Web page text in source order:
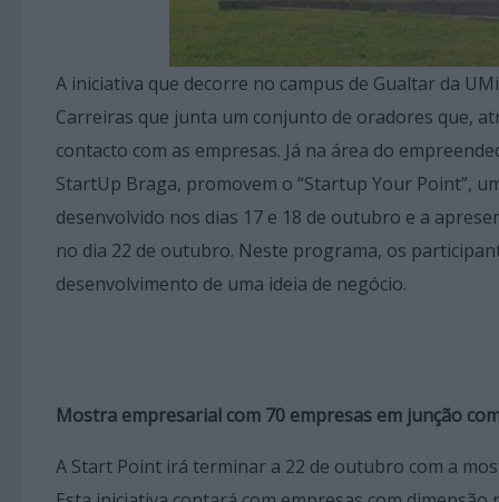
A iniciativa que decorre no campus de Gualtar da
Carreiras que junta um conjunto de oradores que,
contacto com as empresas. Já na área do
StartUp Braga, promovem o “Startup Your Point”,
desenvolvido nos dias 17 e 18 de outubro e a
no dia 22 de outubro. Neste programa, os
desenvolvimento de uma ideia de negócio.
Mostra empresarial com 70 empresas em junção
A Start Point irá terminar a 22 de outubro com a